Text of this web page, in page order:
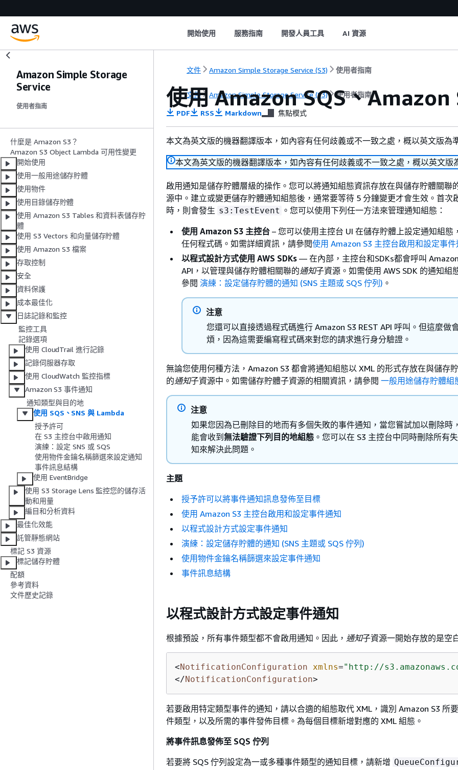
開始使用 服務指南 開發人員工具 AI 資源
Amazon Simple Storage
Service
使用者指南
什麼是 Amazon S3？
Amazon S3 Object Lambda 可用性變更
開始使用
使用一般用途儲存貯體
使用物件
使用目錄儲存貯體
使用 Amazon S3 Tables 和資料表儲存貯
體
使用 S3 Vectors 和向量儲存貯體
使用 Amazon S3 檔案
存取控制
安全
資料保護
成本最佳化
日誌記錄和監控
監控工具
記錄選項
使用 CloudTrail 進行記錄
記錄伺服器存取
使用 CloudWatch 監控指標
Amazon S3 事件通知
通知類型與目的地
使用 SQS、SNS 與 Lambda
授予許可
在 S3 主控台中啟用通知
演練：設定 SNS 或 SQS
使用物件金鑰名稱篩選來設定通知
事件訊息結構
使用 EventBridge
使用 S3 Storage Lens 監控您的儲存活
動和用量
編目和分析資料
最佳化效能
託管靜態網站
標記 S3 資源
標記儲存貯體
配額
參考資料
文件歷史記錄
文件 Amazon Simple Storage Service (S3) 使用者指南
文件 Amazon Simple Storage Service (S3) 使用者指南
使用 Amazon SQS、Amazon
PDF RSS Markdown 焦點模式
本文為英文版的機器翻譯版本，如內容有任何歧義或不一致之處，概以英文版為
本文為英文版的機器翻譯版本，如內容有任何歧義或不一致之處，概以英文版
啟用通知是儲存貯體層級的操作。您可以將通知組態資訊存放在與儲存貯體關聯
源中。建立或變更儲存貯體通知組態後，通常要等待 5 分鐘變更才會生效。首次
時，則會發生 s3:TestEvent 。您可以使用下列任一方法來管理通知組態：
使用 Amazon S3 主控台 – 您可以使用主控台 UI 在儲存貯體上設定通知組態
任何程式碼。如需詳細資訊，請參閱使用 Amazon S3 主控台啟用和設定事件
以程式設計方式使用 AWS SDKs — 在內部，主控台和SDKs都會呼叫
API，以管理與儲存貯體相關聯的通知子資源。如需使用 AWS SDK 的通知組
參閱 演練：設定儲存貯體的通知 (SNS 主題或 SQS 佇列) 。
注意
您還可以直接透過程式碼進行 Amazon S3 REST API 呼叫。但這麼做
煩，因為這需要編寫程式碼來對您的請求進行身分驗證。
無論您使用何種方法，Amazon S3 都會將通知組態以 XML 的形式存放在與儲存
的通知子資源中。如需儲存貯體子資源的相關資訊，請參閱 一般用途儲存貯體組
注意
如果您因為已刪除目的地而有多個失敗的事件通知，當您嘗試加以刪除時
能會收到 無法驗證下列目的地組態 。您可以在 S3 主控台中同時刪除所有
知來解決此問題。
主題
授予許可以將事件通知訊息發佈至目標
使用 Amazon S3 主控台啟用和設定事件通知
以程式設計方式設定事件通知
演練：設定儲存貯體的通知 (SNS 主題或 SQS 佇列)
使用物件金鑰名稱篩選來設定事件通知
事件訊息結構
以程式設計方式設定事件通知
根據預設，所有事件類型都不會啟用通知。因此， 通知子資源一開始存放的是空
<NotificationConfiguration xmlns="http://
</NotificationConfiguration>
若要啟用特定類型事件的通知，請以合適的組態取代 XML，識別 Amazon S3 所
件類型，以及所需的事件發佈目標。為每個目標新增對應的 XML 組態。
將事件訊息發佈至 SQS 佇列
若要將 SQS 佇列設定為一或多種事件類型的通知目標，請新增